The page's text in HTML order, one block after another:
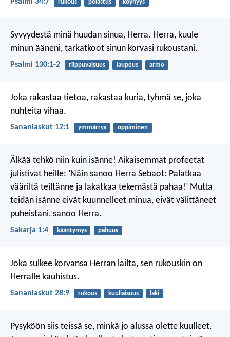
Psalmi 34:7 rukous pelastus köyhyys
Syvyydestä minä huudan sinua, Herra. Herra, kuule
minun ääneni, tarkatkoot sinun korvasi rukoustani.
Psalmi 130:1-2 riippuvaisuus laupeus armo
Joka rakastaa tietoa, rakastaa kuria, tyhmä se, joka
nuhteita vihaa.
Sananlaskut 12:1 ymmärrys oppiminen
Älkää tehkö niin kuin isänne! Aikaisemmat profeetat
julistivat heille: ’Näin sanoo Herra Sebaot: Palatkaa
vääriltä teiltänne ja lakatkaa tekemästä pahaa!’ Mutta
teidän isänne eivät kuunnelleet minua, eivät välittäneet
puheistani, sanoo Herra.
Sakarja 1:4 kääntymys pahuus
Joka sulkee korvansa Herran lailta, sen rukouskin on
Herralle kauhistus.
Sananlaskut 28:9 rukous kuuliaisuus laki
Pysyköön siis teissä se, minkä jo alussa olette kuulleet.